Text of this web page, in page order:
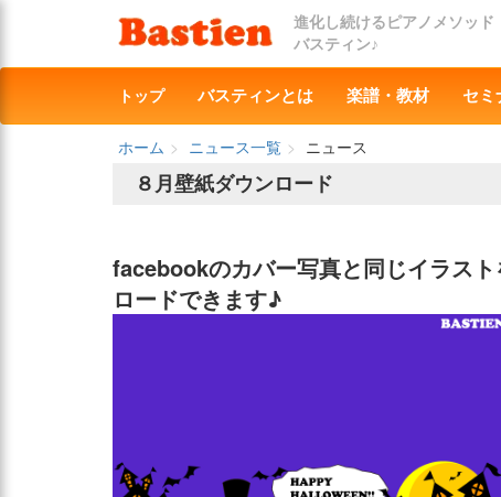
進化し続けるピアノメソッド
バスティン♪
トップ バスティンとは 楽譜・教材 セミ
ホーム ニュース一覧
ニュース
８月壁紙ダウンロード
facebookのカバー写真と同じイラス
ロードできます♪